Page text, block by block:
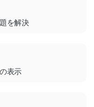
を解決
表示